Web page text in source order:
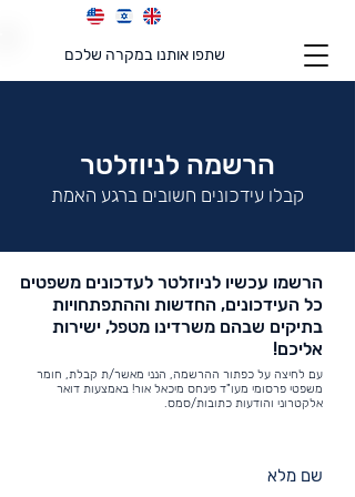
שתפו אותנו במקרה שלכם
הרשמו עכשיו לניוזלטר לעדכונים משפטים
כל העידכונים, החדשות וההתפתחויות
בתיקים שבהם משרדינו מטפל, ישירות
אליכם!
עם לחיצה על כפתור ההרשמה, הנני מאשר/ת קבלת, חומר
משפטי פרסומי מעו"ד פינחס מיכאל אור! באמצעות דואר
אלקטרוני והודעות כתובות/סמס.
קבלו עידכונים חשובים ברגע האמת
הרשמה לניוזלטר